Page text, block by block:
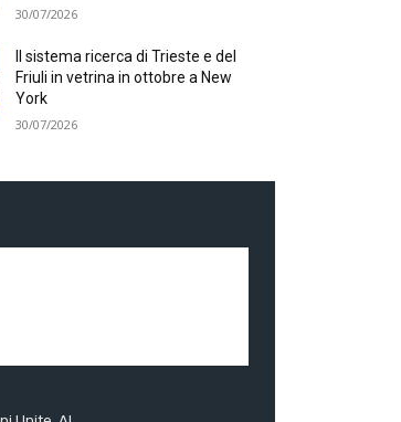
30/07/2026
Il sistema ricerca di Trieste e del
Friuli in vetrina in ottobre a New
York
30/07/2026